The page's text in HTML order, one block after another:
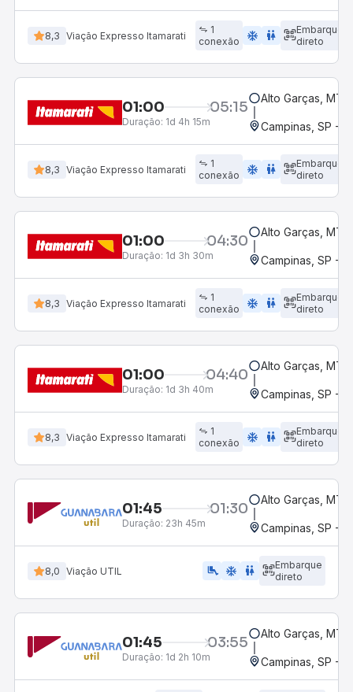
8,3 Viação Expresso Itamarati
1
conexão
ac_unit wc
Embarque
direto
01:00 05:15
Duração: 1d 4h 15m
Alto Garças, MT
Campinas, SP -
8,3 Viação Expresso Itamarati
1
conexão
ac_unit wc
Embarque
direto
01:00 04:30
Duração: 1d 3h 30m
Alto Garças, MT
Campinas, SP -
8,3 Viação Expresso Itamarati
1
conexão
ac_unit wc
Embarque
direto
01:00 04:40
Duração: 1d 3h 40m
Alto Garças, MT
Campinas, SP -
8,3 Viação Expresso Itamarati
1
conexão
ac_unit wc
Embarque
direto
01:45 01:30
Duração: 23h 45m
Alto Garças, MT
Campinas, SP -
8,0 Viação UTIL airline_seat_legroom_extra ac_unit WC
Embarque
direto
01:45 03:55
Duração: 1d 2h 10m
Alto Garças, MT
Campinas, SP -